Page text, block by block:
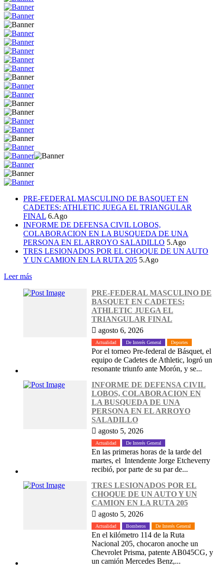
PRE-FEDERAL MASCULINO DE BASQUET EN
CADETES: ATHLETIC JUEGA EL TRIANGULAR
FINAL 6.Ago
INFORME DE DEFENSA CIVIL LOBOS,
COLABORACION EN LA BUSQUEDA DE UNA
PERSONA EN EL ARROYO SALADILLO 5.Ago
TRES LESIONADOS POR EL CHOQUE DE UN AUTO
Y UN CAMION EN LA RUTA 205 5.Ago
Leer más
PRE-FEDERAL MASCULINO DE
BASQUET EN CADETES:
ATHLETIC JUEGA EL
TRIANGULAR FINAL
agosto 6, 2026
Actualidad De Interés General Deportes
Por el torneo Pre-federal de Básquet, el
equipo de Cadetes de Athletic, logró un
resonante triunfo ante Morón, y se...
INFORME DE DEFENSA CIVIL
LOBOS, COLABORACION EN
LA BUSQUEDA DE UNA
PERSONA EN EL ARROYO
SALADILLO
agosto 5, 2026
Actualidad De Interés General
En las primeras horas de la tarde del
martes, el Intendente Jorge Etcheverry
recibió, por parte de su par de...
TRES LESIONADOS POR EL
CHOQUE DE UN AUTO Y UN
CAMION EN LA RUTA 205
agosto 5, 2026
Actualidad Bomberos De Interés General
En el kilómetro 114 de la Ruta
Nacional 205, chocaron anoche un
Chevrolet Prisma, patente AB045CG, y
un camión Mercedes Benz,...